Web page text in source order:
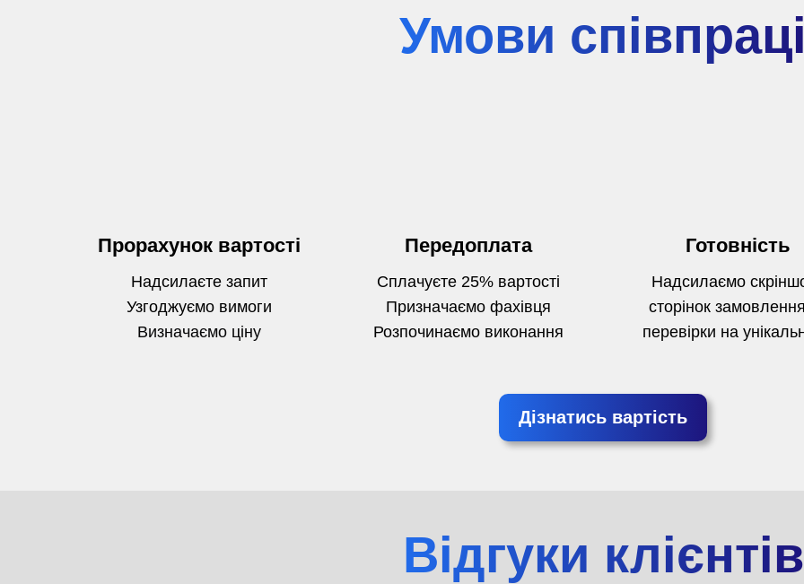
Умови
Прорахунок вартості
Надсилаєте запит
Узгоджуємо вимоги
Визначаємо ціну
Передоплата
Сплачуєте 25% вартості
Призначаємо фахівця
Розпочинаємо виконання
Готовність
Надсилаємо
сторінок
перевірки на
Дізнатись вартість
Відгуки клієнтів